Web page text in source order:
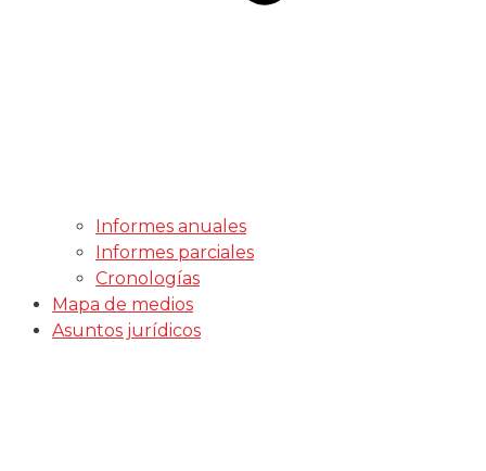
Informes anuales
Informes parciales
Cronologías
Mapa de medios
Asuntos jurídicos